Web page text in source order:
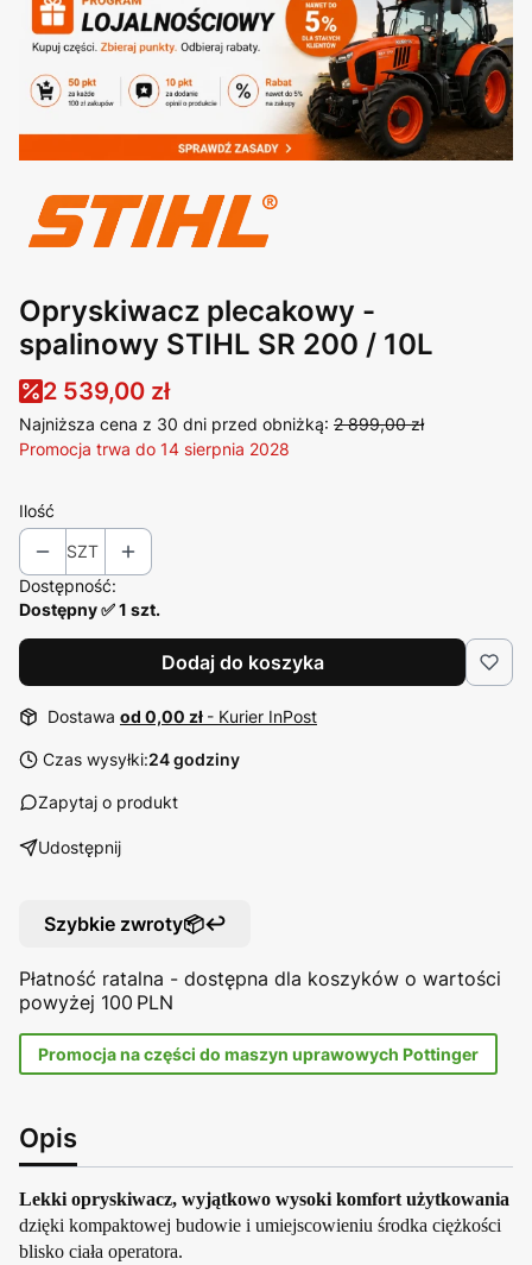
Opryskiwacz plecakowy -
spalinowy STIHL SR 200 / 10L
2 539,00 zł
Najniższa cena z 30 dni przed obniżką: 2 899,00 zł
Promocja trwa do 14 sierpnia 2028
Ilość
SZT
Dostępność:
Dostępny ✅ 1 szt.
Dodaj do koszyka
Dostawa od 0,00 zł - Kurier InPost
Czas wysyłki:24 godziny
Zapytaj o produkt
Udostępnij
Szybkie zwroty📦↩️
Płatność ratalna - dostępna dla koszyków o wartości
powyżej 100 PLN
Promocja na części do maszyn uprawowych Pottinger
Opis
Lekki opryskiwacz, wyjątkowo wysoki komfort użytkowania
dzięki kompaktowej budowie i umiejscowieniu środka ciężkości
blisko ciała operatora.